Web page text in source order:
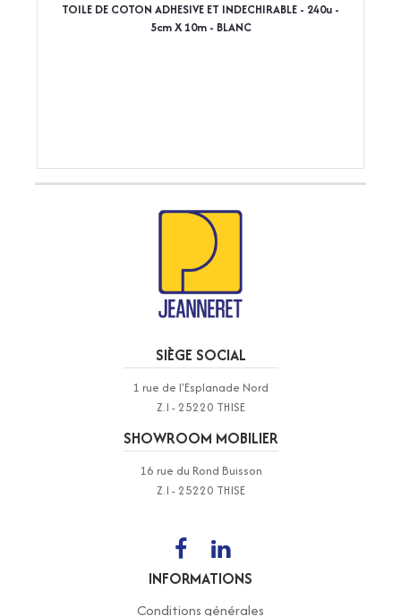
TOILE DE COTON ADHESIVE ET INDECHIRABLE - 240u -
5cm X 10m - BLANC
SIÈGE SOCIAL
1 rue de l'Esplanade Nord
Z.I - 25220 THISE
SHOWROOM MOBILIER
16 rue du Rond Buisson
Z.I - 25220 THISE
INFORMATIONS
Conditions générales